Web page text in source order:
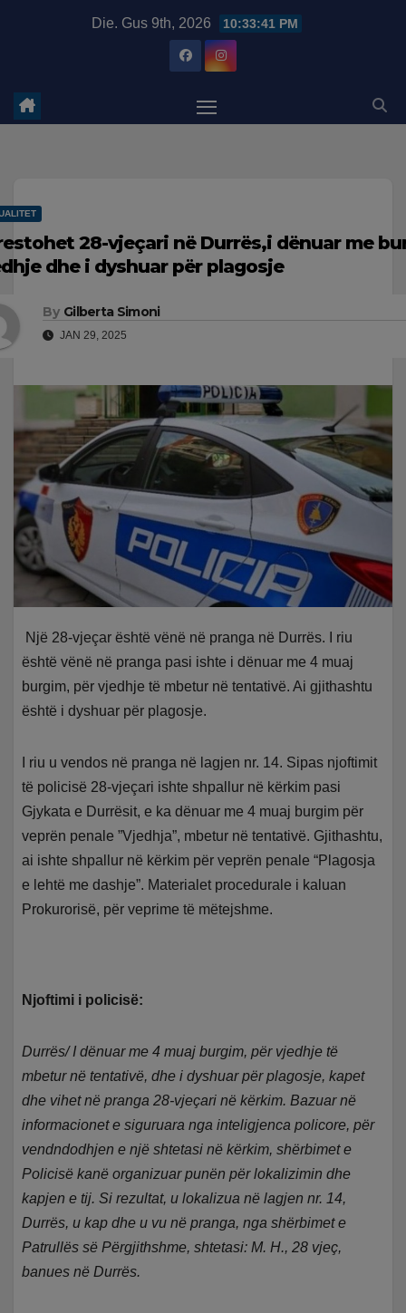
Die. Gus 9th, 2026 10:33:42 PM
28-vjeçari në Durrës,i dënuar me
dhe i dyshuar për plagosje
By Gilberta Simoni
JAN 29, 2025
Një 28-vjeçar është vënë në pranga në Durrës. I riu
është vënë në pranga pasi ishte i dënuar me 4 muaj
burgim, për vjedhje të mbetur në tentativë. Ai gjithashtu
është i dyshuar për plagosje.
I riu u vendos në pranga në lagjen nr. 14. Sipas njoftimit
të policisë 28-vjeçari ishte shpallur në kërkim pasi
Gjykata e Durrësit, e ka dënuar me 4 muaj burgim për
veprën penale ”Vjedhja”, mbetur në tentativë. Gjithashtu,
ai ishte shpallur në kërkim për veprën penale “Plagosja
e lehtë me dashje”. Materialet procedurale i kaluan
Prokurorisë, për veprime të mëtejshme.
Njoftimi i policisë:
Durrës/ I dënuar me 4 muaj burgim, për vjedhje të
mbetur në tentativë, dhe i dyshuar për plagosje, kapet
dhe vihet në pranga 28-vjeçari në kërkim. Bazuar në
informacionet e siguruara nga inteligjenca policore, për
vendndodhjen e një shtetasi në kërkim, shërbimet e
Policisë kanë organizuar punën për lokalizimin dhe
kapjen e tij. Si rezultat, u lokalizua në lagjen nr. 14,
Durrës, u kap dhe u vu në pranga, nga shërbimet e
Patrullës së Përgjithshme, shtetasi: M. H., 28 vjeç,
banues në Durrës.